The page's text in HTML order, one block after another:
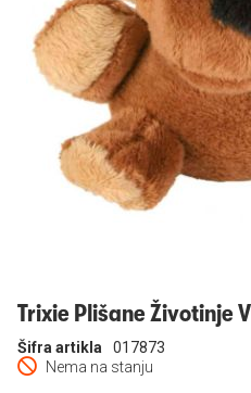
Trixie Plišane Životinje
Nema na stanju
Šifra artikla 017873